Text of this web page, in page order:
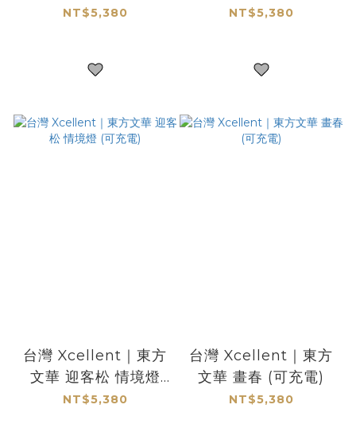
(可充電)
NT$5,380
充電)
NT$5,380
台灣 Xcellent｜東方
文華 迎客松 情境燈
(可充電)
NT$5,380
台灣 Xcellent｜東方
文華 畫春 (可充電)
NT$5,380